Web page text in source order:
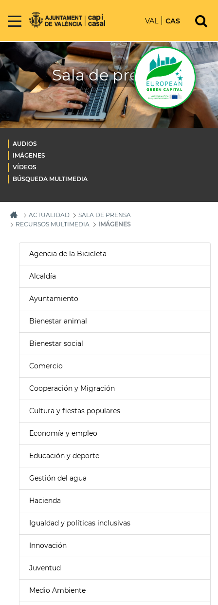
VAL CAS
Sala de prensa
AUDIOS
IMÁGENES
VÍDEOS
BÚSQUEDA MULTIMEDIA
ACTUALIDAD
SALA DE PRENSA
RECURSOS MULTIMEDIA
IMÁGENES
Agencia de la Bicicleta
Alcaldía
Ayuntamiento
Bienestar animal
Bienestar social
Comercio
Cooperación y Migración
Cultura y fiestas populares
Economía y empleo
Educación y deporte
Gestión del agua
Hacienda
Igualdad y políticas inclusivas
Innovación
Juventud
Medio Ambiente